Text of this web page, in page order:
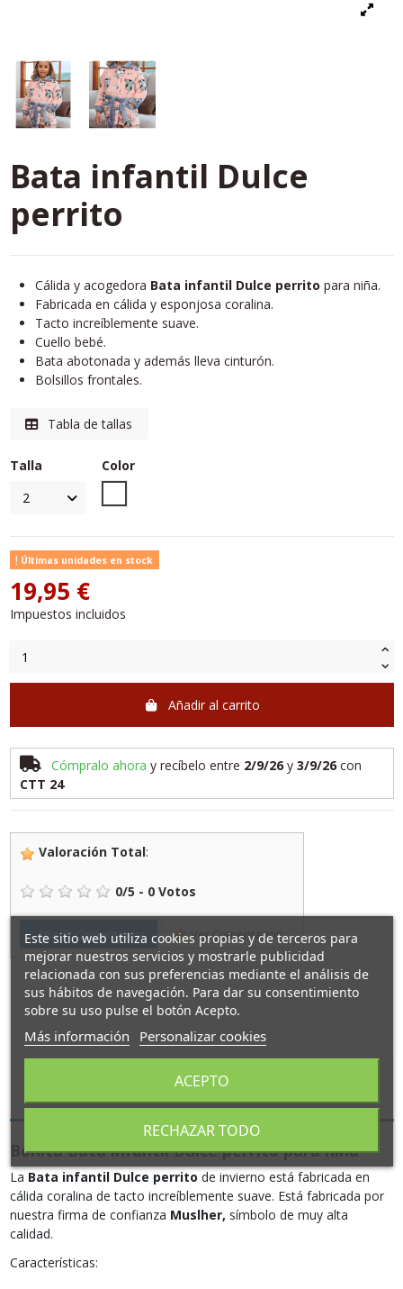
Bata infantil Dulce
perrito
Cálida y acogedora Bata infantil Dulce perrito para niña.
Fabricada en cálida y esponjosa coralina.
Tacto increíblemente suave.
Cuello bebé.
Bata abotonada y además lleva cinturón.
Bolsillos frontales.
Tabla de tallas
Talla
Color
Últimas unidades en stock
19,95 €
Impuestos incluidos
Añadir al carrito
Cómpralo ahora y recíbelo entre 2/9/26y 3/9/26 con
CTT 24
Valoración Total:
0/5 - 0 Votos
Añadir Comentarios Ver Comentarios
Bonita Bata infantil Dulce perrito para niña
La Bata infantil Dulce perrito de invierno está fabricada en
cálida coralina de tacto increíblemente suave. Está fabricada por
nuestra firma de confianza Muslher, símbolo de muy alta
calidad.
Características:
Este sitio web utiliza cookies propias y de terceros para
mejorar nuestros servicios y mostrarle publicidad
relacionada con sus preferencias mediante el análisis de
sus hábitos de navegación. Para dar su consentimiento
sobre su uso pulse el botón Acepto.
Más información Personalizar cookies
RECHAZAR TODO
ACEPTO